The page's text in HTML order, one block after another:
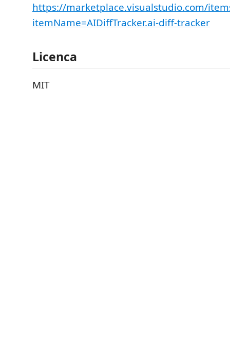
https://marketplace.visualstudio.com/
itemName=AIDiffTracker.ai-diff-tracker
Licenca
MIT